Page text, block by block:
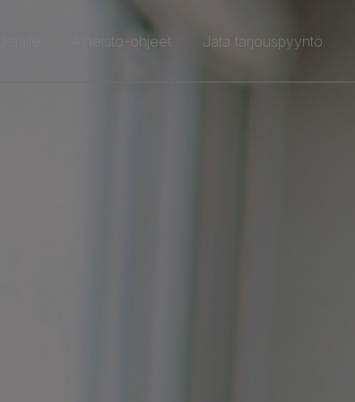
Aineisto-ohjeet Jätä tarjouspyyntö